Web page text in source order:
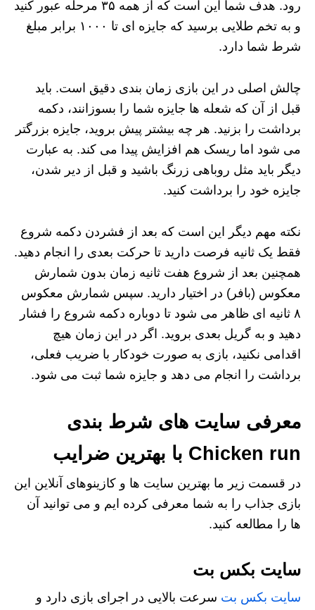
رود. هدف شما این است که از همه ۳۵ مرحله عبور کنید
و به تخم طلایی برسید که جایزه ای تا ۱۰۰۰ برابر مبلغ
شرط شما دارد.
چالش اصلی در این بازی زمان بندی دقیق است. باید
قبل از آن که شعله ها جایزه شما را بسوزانند، دکمه
برداشت را بزنید. هر چه بیشتر پیش بروید، جایزه بزرگتر
می شود اما ریسک هم افزایش پیدا می کند. به عبارت
دیگر باید مثل روباهی زرنگ باشید و قبل از دیر شدن،
جایزه خود را برداشت کنید.
نکته مهم دیگر این است که بعد از فشردن دکمه شروع
فقط یک ثانیه فرصت دارید تا حرکت بعدی را انجام دهید.
همچنین بعد از شروع هفت ثانیه زمان بدون شمارش
معکوس (بافر) در اختیار دارید. سپس شمارش معکوس
۸ ثانیه ای ظاهر می شود تا دوباره دکمه شروع را فشار
دهید و به گریل بعدی بروید. اگر در این زمان هیچ
اقدامی نکنید، بازی به صورت خودکار با ضریب فعلی،
برداشت را انجام می دهد و جایزه شما ثبت می شود.
معرفی سایت های شرط بندی
Chicken run با بهترین ضرایب
در قسمت زیر ما بهترین سایت ها و کازینوهای آنلاین این
بازی جذاب را به شما معرفی کرده ایم و می توانید آن
ها را مطالعه کنید.
سایت بکس بت
سایت بکس بت سرعت بالایی در اجرای بازی دارد و